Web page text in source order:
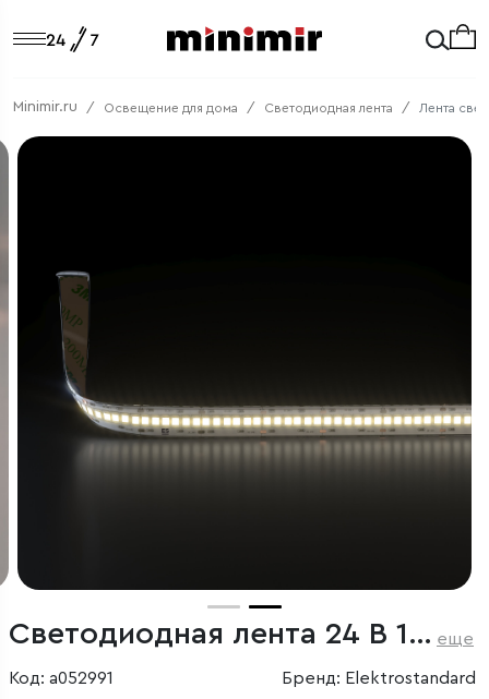
Minimir.ru Освещение для дома Светодиодная лента Лента
Светодиодная лента 24 В 16 Вт/м 240 Led/м 2835 IP65, теплый белый 3300K, 5 м еще
Код: a052991 Бренд: Elektrostandard